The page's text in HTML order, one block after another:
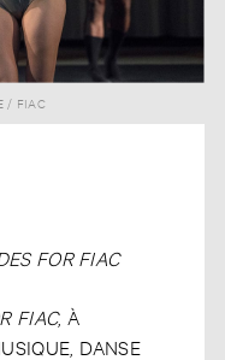
/ FIAC
FOR FIAC
FIAC, À
DANSE